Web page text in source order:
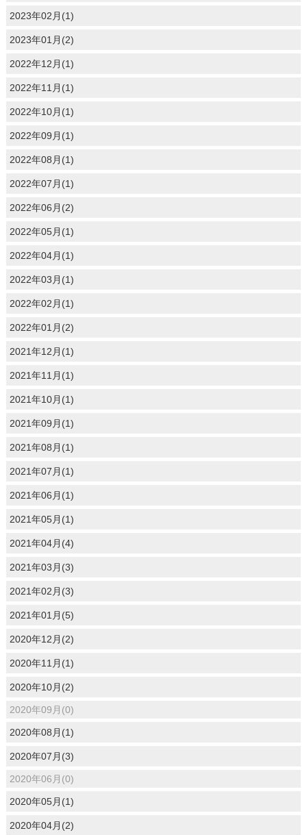
2023年02月(1)
2023年01月(2)
2022年12月(1)
2022年11月(1)
2022年10月(1)
2022年09月(1)
2022年08月(1)
2022年07月(1)
2022年06月(2)
2022年05月(1)
2022年04月(1)
2022年03月(1)
2022年02月(1)
2022年01月(2)
2021年12月(1)
2021年11月(1)
2021年10月(1)
2021年09月(1)
2021年08月(1)
2021年07月(1)
2021年06月(1)
2021年05月(1)
2021年04月(4)
2021年03月(3)
2021年02月(3)
2021年01月(5)
2020年12月(2)
2020年11月(1)
2020年10月(2)
2020年09月(0)
2020年08月(1)
2020年07月(3)
2020年06月(0)
2020年05月(1)
2020年04月(2)